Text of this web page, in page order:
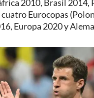
2010, Brasil 2014,
Eurocopas
Europa 2020 y